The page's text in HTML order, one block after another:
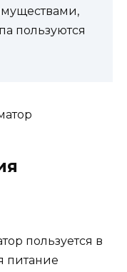
пользуются
пользуется в
питание